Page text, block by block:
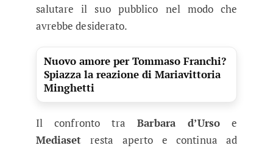
salutare il suo pubblico nel modo che
avrebbe desiderato.
Nuovo amore per Tommaso Franchi?
Spiazza la reazione di Mariavittoria
Minghetti
Il confronto traBarbara d’Ursoe
Mediaset resta aperto e continua ad